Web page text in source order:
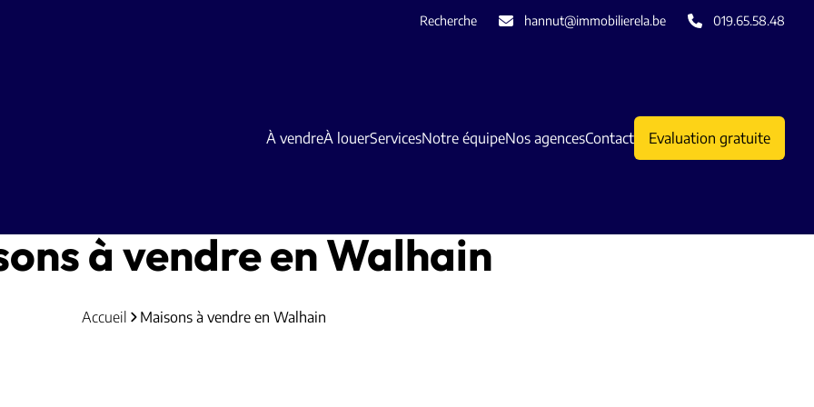
Recherche hannut@immobilierela.be 019.65.58.48
À vendreÀ louerServicesNotre équipeNos agencesContact Evaluation gratuite
à vendre en Walhain
Accueil Maisons à vendre en Walhain